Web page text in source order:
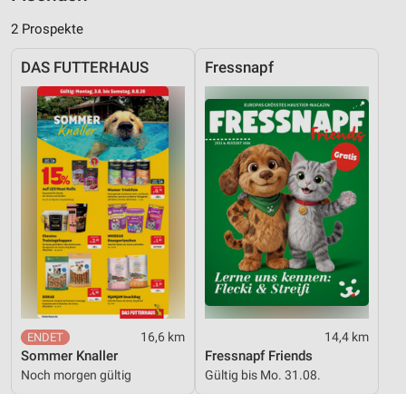
2 Prospekte
DAS FUTTERHAUS
16,6 km
Sommer Knaller
Noch morgen gültig
Fressnapf
14,4 km
Fressnapf Friends
Gültig bis Mo. 31.08.